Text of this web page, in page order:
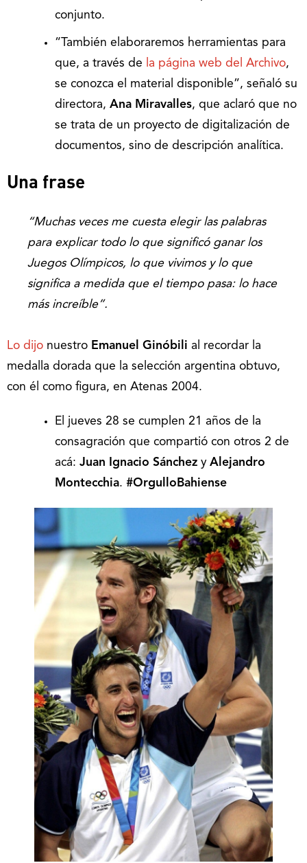
conjunto.
“También elaboraremos herramientas para
que, a través de la página web del Archivo,
se conozca el material disponible”, señaló su
directora, Ana Miravalles, que aclaró que no
se trata de un proyecto de digitalización de
documentos, sino de descripción analítica.
Una frase
“Muchas veces me cuesta elegir las palabras
para explicar todo lo que significó ganar los
Juegos Olímpicos, lo que vivimos y lo que
significa a medida que el tiempo pasa: lo hace
más increíble”.
Lo dijo nuestro Emanuel Ginóbili al recordar la
medalla dorada que la selección argentina obtuvo,
con él como figura, en Atenas 2004.
El jueves 28 se cumplen 21 años de la
consagración que compartió con otros 2 de
acá: Juan Ignacio Sánchez y Alejandro
Montecchia. #OrgulloBahiense